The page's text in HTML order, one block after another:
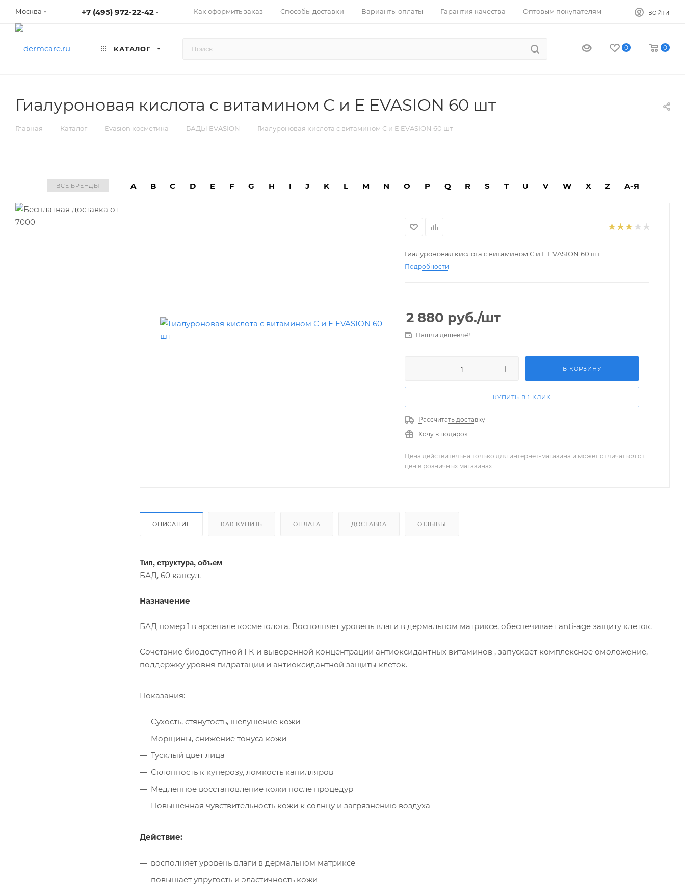
Москва +7 (495) 972-22-42 Как оформить заказ Способы доставки Варианты оплаты Гарантия качества Оптовым покупателям ВОЙТИ
КАТАЛОГ 0 0
Гиалуроновая кислота с витамином С и Е EVASION 60 шт
Главная — Каталог — Evasion косметика — БАДЫ EVASION — Гиалуроновая кислота с витамином С и Е EVASION 60 шт
ВСЕ БРЕНДЫ A B C D E F G H I J K L M N O P Q R S T U V W X Z А-Я
Гиалуроновая кислота с витамином С и Е EVASION 60 шт
Подробности
2 880 руб./шт
Нашли дешевле?
В КОРЗИНУ
КУПИТЬ В 1 КЛИК
Рассчитать доставку
Хочу в подарок
Цена действительна только для интернет-магазина и может отличаться от
цен в розничных магазинах
ОПИСАНИЕ КАК КУПИТЬ ОПЛАТА ДОСТАВКА ОТЗЫВЫ
Тип, структура, объем
БАД, 60 капсул.
Назначение
БАД номер 1 в арсенале косметолога. Восполняет уровень влаги в дермальном матриксе, обеспечивает anti-age защиту клеток.
Сочетание биодоступной ГК и выверенной концентрации антиоксидантных витаминов , запускает комплексное омоложение,
поддержку уровня гидратации и антиоксидантной защиты клеток.
Показания:
Сухость, стянутость, шелушение кожи
Морщины, снижение тонуса кожи
Тусклый цвет лица
Склонность к куперозу, ломкость капилляров
Медленное восстановление кожи после процедур
Повышенная чувствительность кожи к солнцу и загрязнению воздуха
Действие:
восполняет уровень влаги в дермальном матриксе
повышает упругость и эластичность кожи